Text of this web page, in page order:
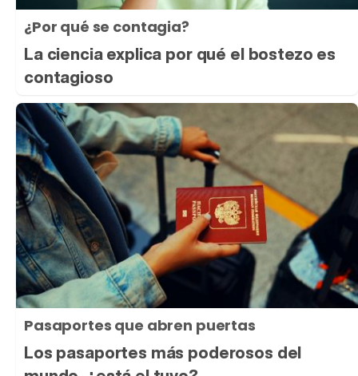
¿Por qué se contagia?
La ciencia explica por qué el bostezo es
contagioso
Pasaportes que abren puertas
Los pasaportes más poderosos del